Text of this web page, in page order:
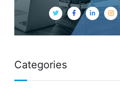
Categories